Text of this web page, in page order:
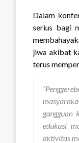
Dalam
serius bagi
jiwa akibat
terus
gangguan
edukasi
aktivitas